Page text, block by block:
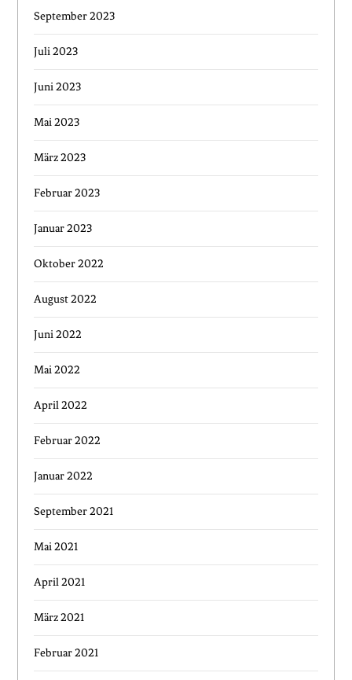
September 2023
Juli 2023
Juni 2023
Mai 2023
März 2023
Februar 2023
Januar 2023
Oktober 2022
August 2022
Juni 2022
Mai 2022
April 2022
Februar 2022
Januar 2022
September 2021
Mai 2021
April 2021
März 2021
Februar 2021